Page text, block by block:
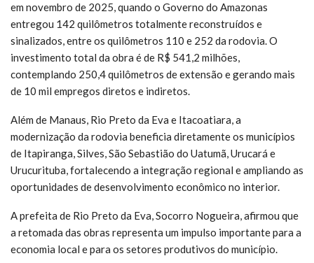
em novembro de 2025, quando o Governo do Amazonas
entregou 142 quilômetros totalmente reconstruídos e
sinalizados, entre os quilômetros 110 e 252 da rodovia. O
investimento total da obra é de R$ 541,2 milhões,
contemplando 250,4 quilômetros de extensão e gerando mais
de 10 mil empregos diretos e indiretos.
Além de Manaus, Rio Preto da Eva e Itacoatiara, a
modernização da rodovia beneficia diretamente os municípios
de Itapiranga, Silves, São Sebastião do Uatumã, Urucará e
Urucurituba, fortalecendo a integração regional e ampliando as
oportunidades de desenvolvimento econômico no interior.
A prefeita de Rio Preto da Eva, Socorro Nogueira, afirmou que
a retomada das obras representa um impulso importante para a
economia local e para os setores produtivos do município.